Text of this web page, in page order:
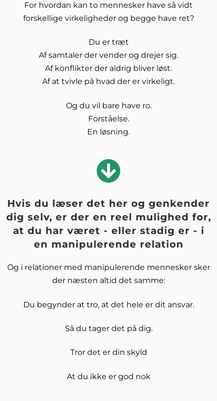
For hvordan kan to mennesker have så vidt
forskellige virkeligheder og begge have ret?
Du er træt
Af samtaler der vender og drejer sig.
Af konflikter der aldrig bliver løst.
Af at tvivle på hvad der er virkeligt.
Og du vil bare have ro.
Forståelse.
En løsning.
Hvis du læser det her og genkender
dig selv, er der en reel mulighed for,
at du har været - eller stadig er - i
en manipulerende relation
Og i relationer med manipulerende mennesker sker
der næsten altid det samme:
Du begynder at tro, at det hele er dit ansvar.
Så du tager det på dig.
Tror det er din skyld
At du ikke er god nok